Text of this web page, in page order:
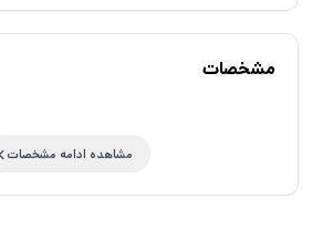
مشخصات
مشاهده ادامه مشخصات